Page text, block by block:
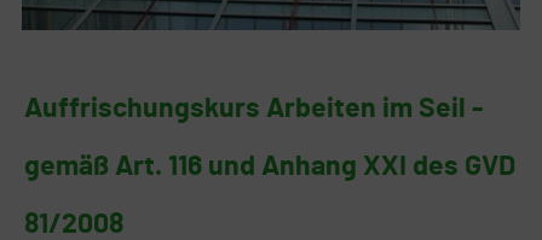
Auffrischungskurs Arbeiten im Seil -
gemäß Art. 116 und Anhang XXI des GVD
81/2008